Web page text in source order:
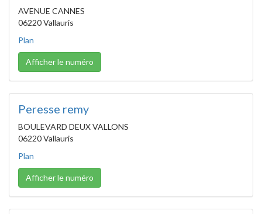
AVENUE CANNES
06220 Vallauris
Plan
Afficher le numéro
Peresse remy
BOULEVARD DEUX VALLONS
06220 Vallauris
Plan
Afficher le numéro